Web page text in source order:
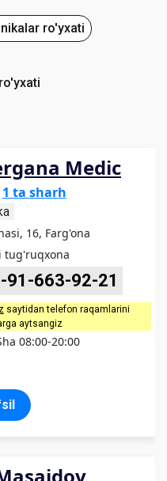
ro'yxati
Medic
1 ta sharh
16, Farg'ona
tug'ruqxona
91-663-92-21
saytidan telefon raqamlarini
aytsangiz
08:00-20:00